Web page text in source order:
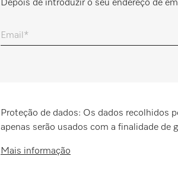
Miele MOVE
Depois de introduzir o seu endereço de
Email
Proteção de dados: Os dados recolhidos
apenas serão usados com a finalidade de
Mais informação